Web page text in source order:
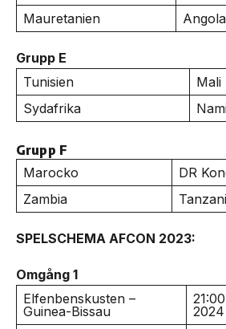
Mauretanien
Angola
Grupp E
Tunisien
Mali
Sydafrika
Grupp F
Marocko
DR
Zambia
SPELSCHEMA AFCON 2023:
Omgång 1
Elfenbenskusten –
Guinea-Bissau
2024